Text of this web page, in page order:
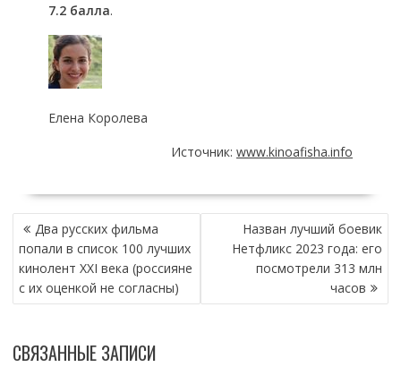
7.2 балла.
Елена Королева
Источник:www.kinoafisha.info
НАВИГАЦИЯ
ПО
ЗАПИСЯМ
Два русских фильма
попали в список 100 лучших
кинолент XXI века (россияне
с их оценкой не согласны)
Назван лучший боевик
Нетфликс 2023 года: его
посмотрели 313 млн
часов
СВЯЗАННЫЕ ЗАПИСИ